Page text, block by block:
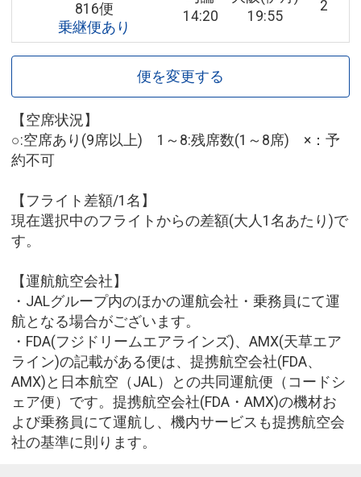
816便
乗継便あり
14:20
19:55
2
便を変更する
【空席状況】
○:空席あり(9席以上) 1～8:残席数(1～8席) ×：予
約不可
【フライト差額/1名】
現在選択中のフライトからの差額(大人1名あたり)で
す。
【運航航空会社】
・JALグループ内のほかの運航会社・乗務員にて運
航となる場合がございます。
・FDA(フジドリームエアラインズ)、AMX(天草エア
ライン)の記載がある便は、提携航空会社(FDA、
AMX)と日本航空（JAL）との共同運航便（コードシ
ェア便）です。提携航空会社(FDA・AMX)の機材お
よび乗務員にて運航し、機内サービスも提携航空会
社の基準に則ります。